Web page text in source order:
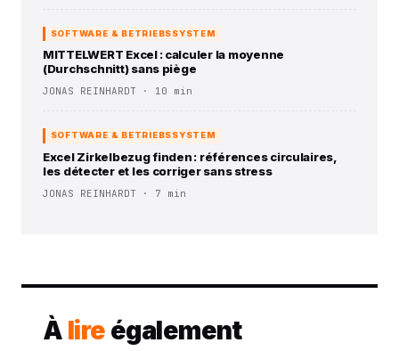
SOFTWARE & BETRIEBSSYSTEM
MITTELWERT Excel : calculer la moyenne
(Durchschnitt) sans piège
JONAS REINHARDT · 10 min
SOFTWARE & BETRIEBSSYSTEM
Excel Zirkelbezug finden : références circulaires,
les détecter et les corriger sans stress
JONAS REINHARDT · 7 min
À lire également